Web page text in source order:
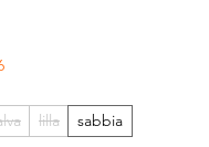
Price
lilla sabbia